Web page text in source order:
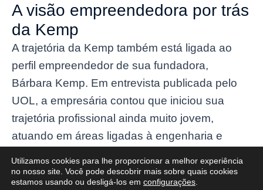
A visão empreendedora por trás
da Kemp
A trajetória da Kemp também está ligada ao
perfil empreendedor de sua fundadora,
Bárbara Kemp. Em entrevista publicada pelo
UOL, a empresária contou que iniciou sua
trajetória profissional ainda muito jovem,
atuando em áreas ligadas à engenharia e
A experiência acumulada em grandes
Utilizamos cookies para lhe proporcionar a melhor experiência
no nosso site. Você pode descobrir mais sobre quais cookies
estamos usando ou desligá-los em configurações